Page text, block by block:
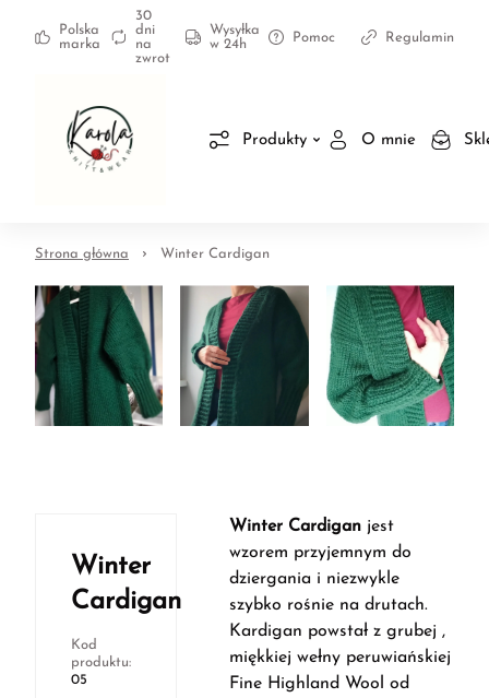
Polska
marka
30
dni
na
zwrot
Wysyłka
w 24h
Pomoc Regulamin
Produkty O mnie
Strona główna Winter Cardigan
Winter
Cardigan
Kod
produktu:
05
Winter Cardiganjest
wzorem przyjemnym do
dziergania i niezwykle
szybko rośnie na drutach.
Kardigan powstał z grubej ,
miękkiej wełny peruwiańskiej
Fine Highland Wool od